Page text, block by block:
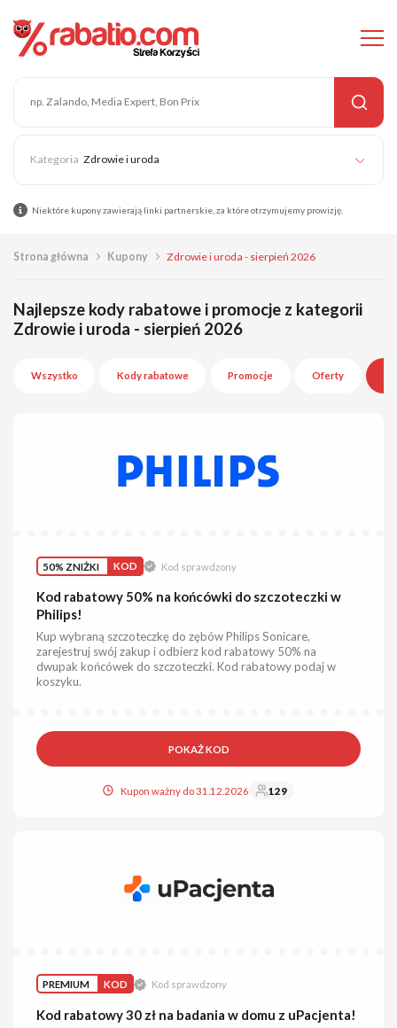
Zdrowie i uroda
Niektóre kupony zawierają linki partnerskie, za które otrzymujemy prowizję.
Strona główna Kupony Zdrowie i uroda - sierpień 2026
Najlepsze kody rabatowe i promocje z kategorii
Zdrowie i uroda - sierpień 2026
Wszystko Kody rabatowe Promocje Oferty
50% ZNIŻKI KOD Kod sprawdzony
Kod rabatowy 50% na końcówki do szczoteczki w
Philips!
Kup wybraną szczoteczkę do zębów Philips Sonicare,
zarejestruj swój zakup i odbierz kod rabatowy 50% na
dwupak końcówek do szczoteczki. Kod rabatowy podaj w
koszyku.
POKAŻ KOD
Kupon ważny do 31.12.2026 129
PREMIUM KOD Kod sprawdzony
Kod rabatowy 30 zł na badania w domu z uPacjenta!